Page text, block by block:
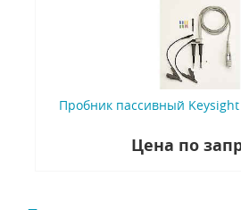
Пробник пассивный
Цена по